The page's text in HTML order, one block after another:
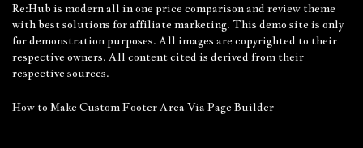
Re:Hub is modern all in one price comparison and review theme
with best solutions for affiliate marketing. This demo site is only
for demonstration purposes. All images are copyrighted to their
respective owners. All content cited is derived from their
respective sources.
How to Make Custom Footer Area Via Page Builder